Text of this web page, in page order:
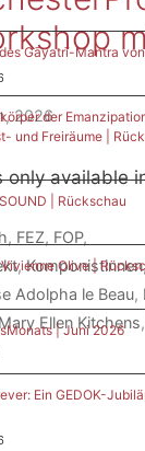
2026
only available
, FEZ, FOP,
,Komponistinnen
Adolpha le Beau,
Mary Ellen Kitchens,
Gāyatrī-Mantra
der
und Freiräume |
| Rückschau
Olive |
| Juni 2026
Ein GEDOK-